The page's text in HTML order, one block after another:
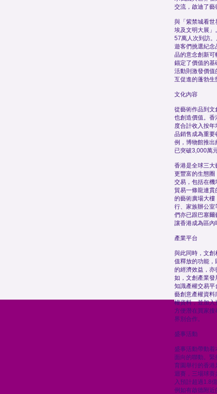
交流，啟迪了藝
與「紫禁城看世
埃及文明大展」
57萬人次到訪
遊客們挑選紀念
品的意念創新可
錨定了價值的基
活動則激發價值
互促進的蓬勃生
文化內容
從藝術作品到文
也創造價值。香
度合計收入按
品銷售成為重要
例，博物館推
已突破3,000萬
香港是全球三大
更豐富的生態圈
交易，包括在機
貿易一條龍連
的藝術廣場大樓
行、家族辦公室
們亦已跟巴塞爾
讓香港成為區內
產業平台
與此同時，文創
值釋放的功能，
的經濟效益，亦
如，文創產業發
知識產權交易
藝創意產權資
權資料，並加入
方便潛在買家
界別合作。
盛事活動
盛事活動帶動
面向的聯動。
育園舉行的香
迴賽，三場球
入預計超過1.8
例如有啟德附近